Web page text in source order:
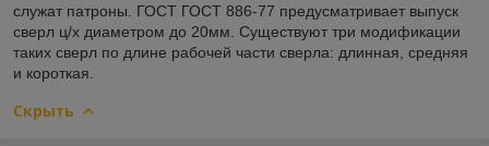
служат патроны. ГОСТ ГОСТ 886-77 предусматривает выпуск
сверл ц/х диаметром до 20мм. Существуют три модификации
таких сверл по длине рабочей части сверла: длинная, средняя
и короткая.
Скрыть